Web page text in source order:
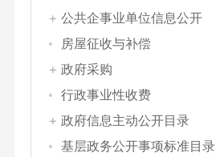
公共企事业单位信息公开
房屋征收与补偿
政府采购
行政事业性收费
政府信息主动公开目录
基层政务公开事项标准目录